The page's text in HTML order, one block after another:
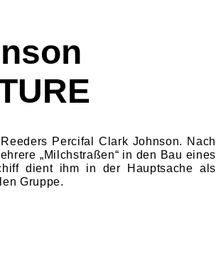
Percifal Clark Johnson. Nach
„Milch­straßen“ in den Bau eines
dient ihm in der Hauptsache als
Gruppe.